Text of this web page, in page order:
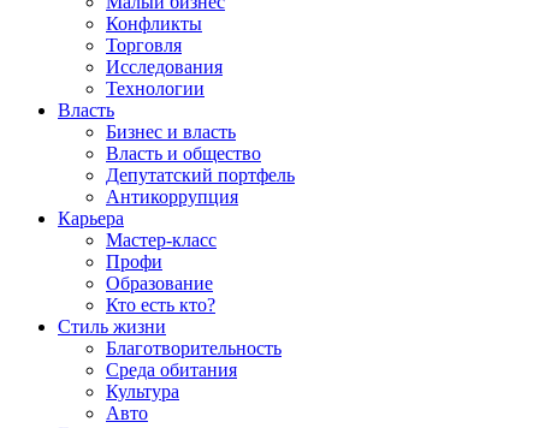
Конфликты
Торговля
Исследования
Технологии
Власть
Бизнес и власть
Власть и общество
Депутатский портфель
Антикоррупция
Карьера
Мастер-класс
Профи
Образование
Кто есть кто?
Стиль жизни
Благотворительность
Среда обитания
Культура
Авто